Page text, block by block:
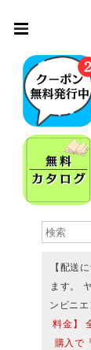
【配送
ます。
ンビニ
料金】
購入で